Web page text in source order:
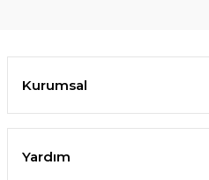
Kurumsal
Yardım